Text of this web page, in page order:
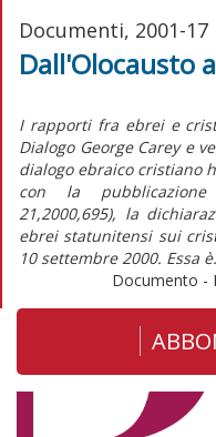
Documenti, 2001-17
Dall'Olocausto
I rapporti fra ebrei e
Dialogo George Carey e
dialogo ebraico cristiano
con la
21,2000,695), la
ebrei statunitensi sui
10 settembre 2000. Essa
Documento -